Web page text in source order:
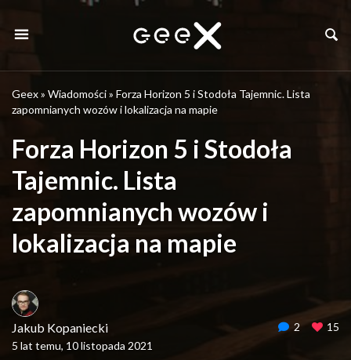
Geex» Wiadomości» Forza Horizon 5 i Stodoła Tajemnic. Lista
zapomnianych wozów i lokalizacja na mapie
Forza Horizon 5 i Stodoła
Tajemnic. Lista
zapomnianych wozów i
lokalizacja na mapie
Jakub Kopaniecki
5 lat temu, 10 listopada 2021
2 15